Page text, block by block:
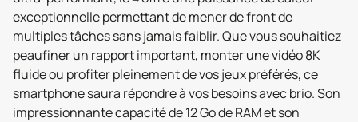
exceptionnelle permettant de mener de front de
multiples tâches sans jamais faiblir. Que vous souhaitiez
peaufiner un rapport important, monter une vidéo 8K
fluide ou profiter pleinement de vos jeux préférés, ce
smartphone saura répondre à vos besoins avec brio. Son
impressionnante capacité de 12 Go de RAM et son